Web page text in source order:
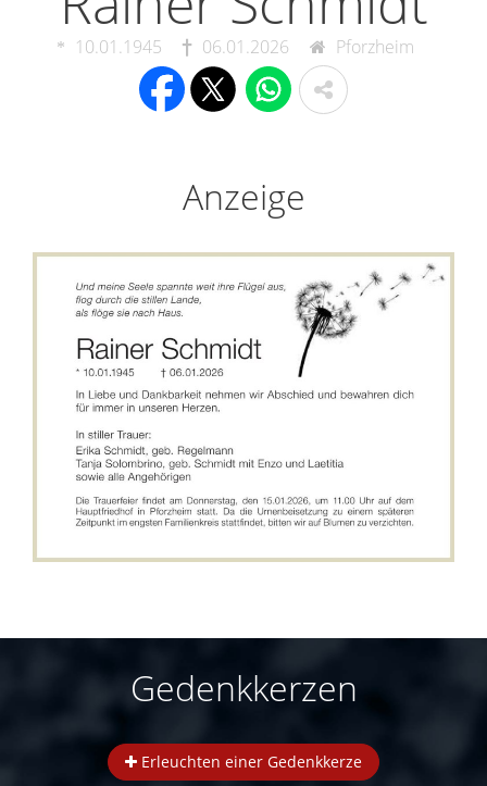
10.01.1945 06.01.2026 Pforzheim
Anzeige
Gedenkkerzen
Erleuchten einer Gedenkkerze